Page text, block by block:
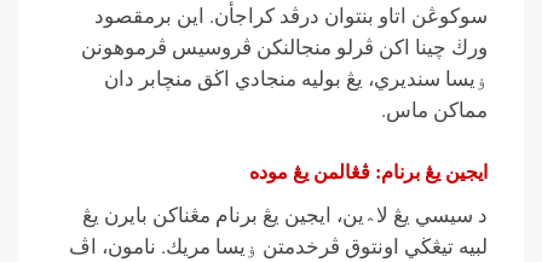
سوكوڠن اتاو بنتوان درڤد كراجأن. اين برمقصود
ورڬ چينا اكن ڤرلو منجالنكن ڤروسيس ڤرموهونن
ۏيسا سنديري، يڠ بوليه منجادي اڬق منچابر دان
مماكن ماس.
ايجين يڠ برنام: ڤڠالمن يڠ موده
د سيسي يڠ لا؞ين، ايجين يڠ برنام مڠناكن بايرن يڠ
لبيه تيڠڬي اونتوق ڤرخدمتن ۏيسا مريك. نامون، اڤ